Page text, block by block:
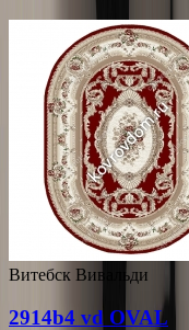
Витебск Вивальди
2914b4 vd OVAL